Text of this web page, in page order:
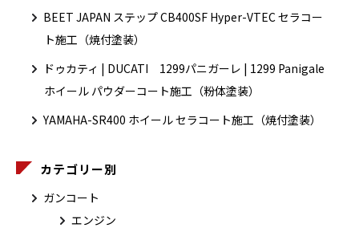
BEET JAPAN ステップ CB400SF Hyper-VTEC セラコー
ト施工（焼付塗装）
ドゥカティ | DUCATI 1299パニガーレ | 1299 Panigale
ホイール パウダーコート施工（粉体塗装）
YAMAHA-SR400 ホイール セラコート施工（焼付塗装）
カテゴリー別
ガンコート
エンジン